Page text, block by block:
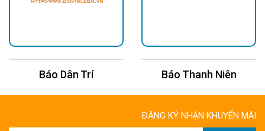
Báo Dân Trí Báo Thanh Niên
ĐĂNG KÝ NHẬN KHUYẾN MÃI